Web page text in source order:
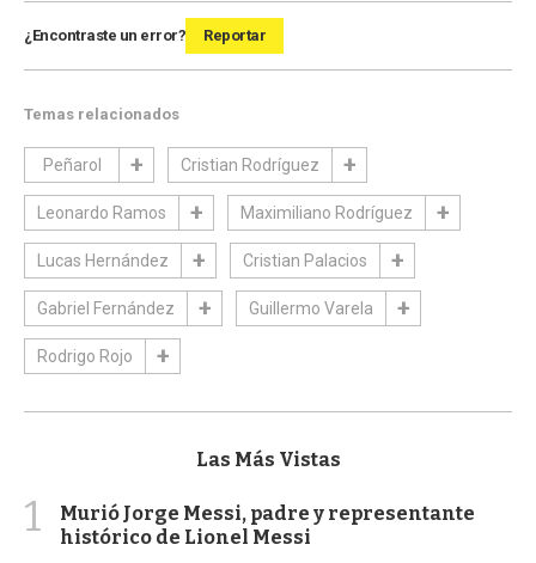
¿Encontraste un error? Reportar
Temas relacionados
Peñarol Cristian Rodríguez
Leonardo Ramos Maximiliano Rodríguez
Lucas Hernández Cristian Palacios
Gabriel Fernández Guillermo Varela
Rodrigo Rojo
Las Más Vistas
1
Murió Jorge Messi, padre y representante
histórico de Lionel Messi